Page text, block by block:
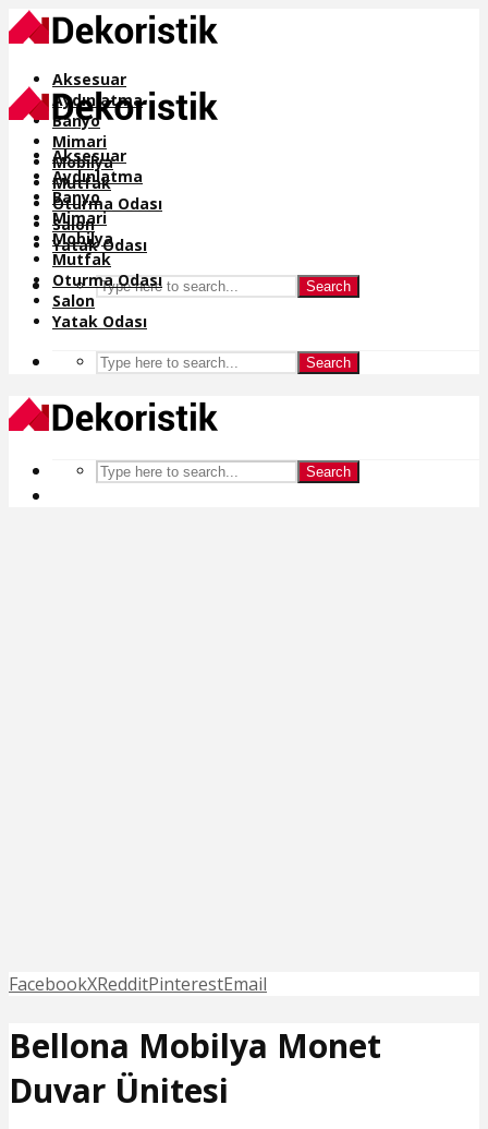
Aksesuar
Aydınlatma
Banyo
Mimari
Mobilya
Mutfak
Oturma Odası
Salon
Yatak Odası
Search
Aksesuar
Aydınlatma
Banyo
Mimari
Mobilya
Mutfak
Oturma Odası
Salon
Yatak Odası
Search
Search
FacebookXRedditPinterestEmail
Bellona Mobilya Monet
Duvar Ünitesi